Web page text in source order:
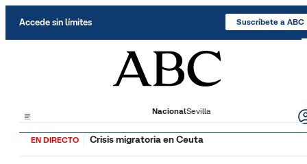
Accede sin límites Suscríbete a ABC
NacionalSevilla
EN DIRECTO Crisis migratoria en Ceuta